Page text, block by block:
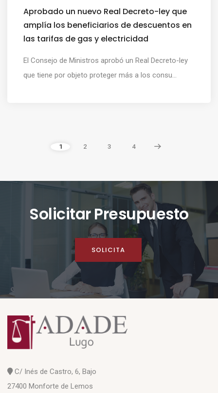
Aprobado un nuevo Real Decreto-ley que
amplía los beneficiarios de descuentos en
las tarifas de gas y electricidad
El Consejo de Ministros aprobó un Real Decreto-ley
que tiene por objeto proteger más a los consu...
1 2 3 4
Solicitar Presupuesto
SOLICITA
C/ Inés de Castro, 6, Bajo
27400 Monforte de Lemos